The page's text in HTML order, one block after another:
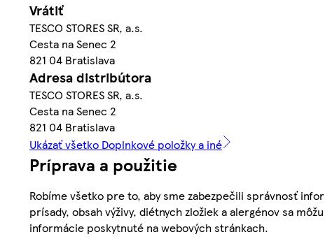
Vrátiť
TESCO STORES SR, a.s.
Cesta na Senec 2
821 04 Bratislava
Adresa distribútora
TESCO STORES SR, a.s.
Cesta na Senec 2
821 04 Bratislava
Ukázať všetko Doplnkové položky a iné
Príprava a použitie
Robíme všetko pre to, aby sme zabezpečili správnosť
prísady, obsah výživy, diétnych zložiek a alergénov sa
informácie poskytnuté na webových stránkach.